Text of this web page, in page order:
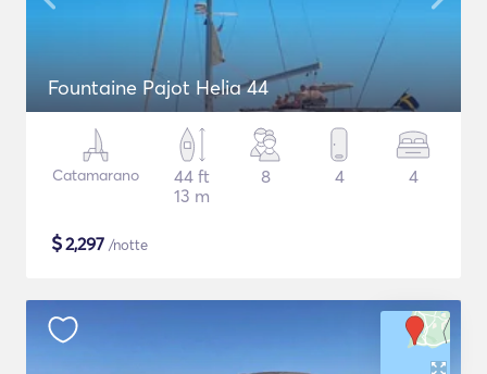
Fountaine Pajot Helia 44
Catamarano
44 ft
13 m
8 4 4
$2,297 /notte